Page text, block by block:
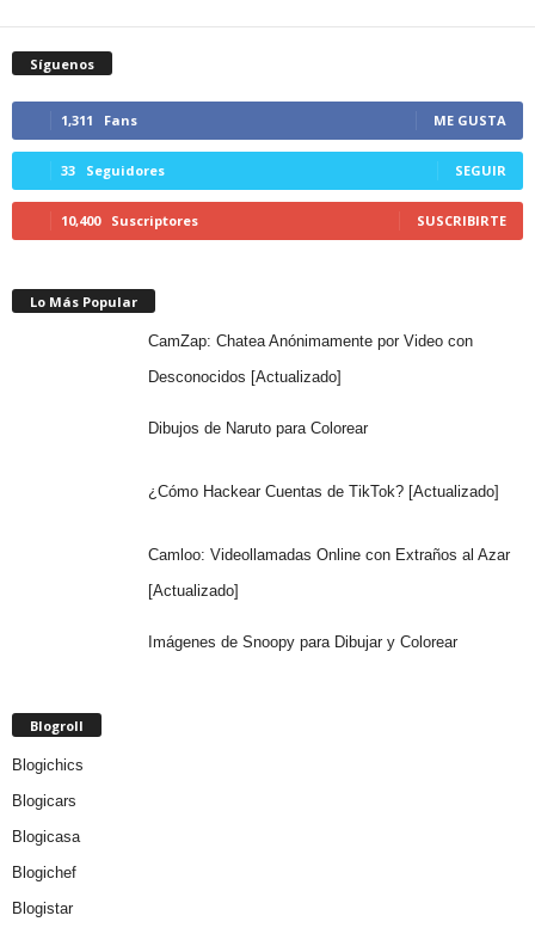
Síguenos
1,311 Fans ME GUSTA
33 Seguidores SEGUIR
10,400 Suscriptores SUSCRIBIRTE
Lo Más Popular
CamZap: Chatea Anónimamente por Video con
Desconocidos [Actualizado]
Dibujos de Naruto para Colorear
¿Cómo Hackear Cuentas de TikTok? [Actualizado]
Camloo: Videollamadas Online con Extraños al Azar
[Actualizado]
Imágenes de Snoopy para Dibujar y Colorear
Blogroll
Blogichics
Blogicars
Blogicasa
Blogichef
Blogistar